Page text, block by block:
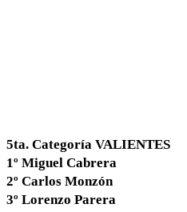
5ta. Categoría VALIENTES
1º Miguel Cabrera
2º Carlos Monzón
3º Lorenzo Parera